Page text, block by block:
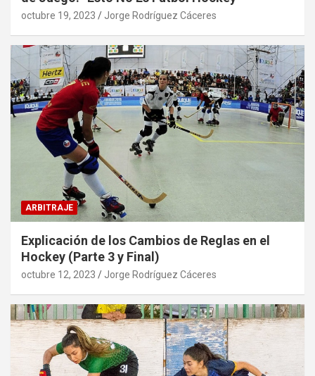
octubre 19, 2023 Jorge Rodríguez Cáceres
ARBITRAJE
Explicación de los Cambios de Reglas en el
Hockey (Parte 3 y Final)
octubre 12, 2023 Jorge Rodríguez Cáceres